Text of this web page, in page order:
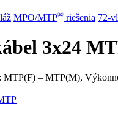
MPO/MTP® ​ riešenia 72-
3x24
– MTP(M),